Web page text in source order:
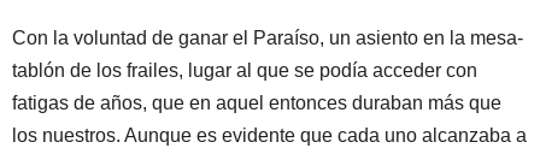
Con la voluntad de ganar el Paraíso, un asiento en la mesa-
tablón de los frailes, lugar al que se podía acceder con
fatigas de años, que en aquel entonces duraban más que
los nuestros. Aunque es evidente que cada uno alcanzaba a